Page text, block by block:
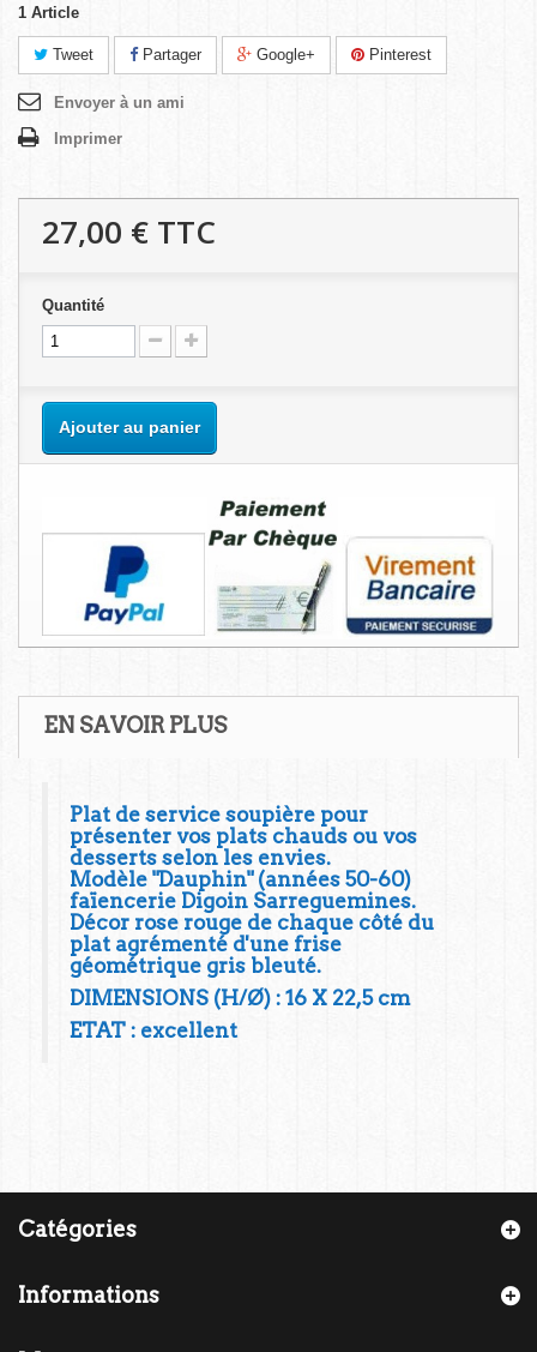
1 Article
Tweet Partager Google+ Pinterest
Envoyer à un ami
Imprimer
27,00 € TTC
Quantité
Ajouter au panier
EN SAVOIR PLUS
Plat de service soupière pour
présenter vos plats chauds ou vos
desserts selon les envies.
Modèle "Dauphin" (années 50-60)
faïencerie Digoin Sarreguemines.
Décor rose rouge de chaque côté du
plat agrémenté d'une frise
géométrique gris bleuté.
DIMENSIONS (H/Ø) : 16 X 22,5 cm
ETAT : excellent
Catégories
Informations